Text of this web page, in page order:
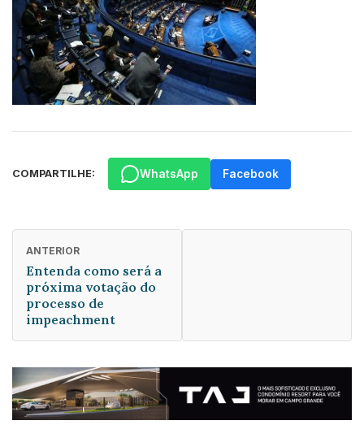
COMPARTILHE: WhatsApp Facebook
ANTERIOR
Entenda como será a
próxima votação do
processo de
impeachment